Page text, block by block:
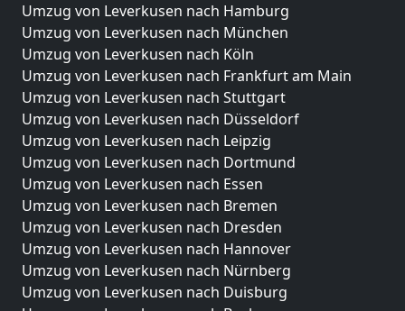
Umzug von Leverkusen nach Hamburg
Umzug von Leverkusen nach München
Umzug von Leverkusen nach Köln
Umzug von Leverkusen nach Frankfurt am Main
Umzug von Leverkusen nach Stuttgart
Umzug von Leverkusen nach Düsseldorf
Umzug von Leverkusen nach Leipzig
Umzug von Leverkusen nach Dortmund
Umzug von Leverkusen nach Essen
Umzug von Leverkusen nach Bremen
Umzug von Leverkusen nach Dresden
Umzug von Leverkusen nach Hannover
Umzug von Leverkusen nach Nürnberg
Umzug von Leverkusen nach Duisburg